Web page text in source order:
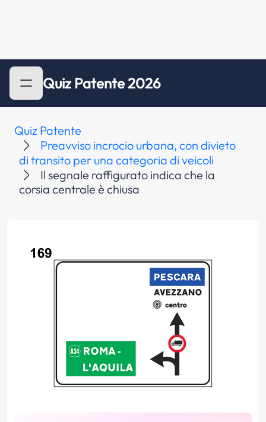
Quiz Patente 2026
Quiz Patente
Preavviso incrocio urbana, con divieto
di transito per una categoria di veicoli
Il segnale raffigurato indica che la
corsia centrale è chiusa